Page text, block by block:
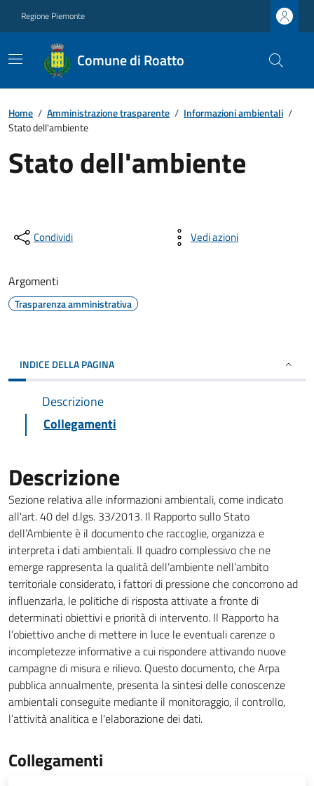
Regione Piemonte
Comune di Roatto
Home / Amministrazione trasparente / Informazioni ambientali /
Stato dell'ambiente
Stato dell'ambiente
Condividi Vedi azioni
Argomenti
Trasparenza amministrativa
INDICE DELLA PAGINA
Descrizione
Collegamenti
Descrizione
Sezione relativa alle informazioni ambientali, come indicato
all'art. 40 del d.lgs. 33/2013. Il Rapporto sullo Stato
dell’Ambiente è il documento che raccoglie, organizza e
interpreta i dati ambientali. Il quadro complessivo che ne
emerge rappresenta la qualità dell’ambiente nell’ambito
territoriale considerato, i fattori di pressione che concorrono ad
influenzarla, le politiche di risposta attivate a fronte di
determinati obiettivi e priorità di intervento. Il Rapporto ha
l’obiettivo anche di mettere in luce le eventuali carenze o
incompletezze informative a cui rispondere attivando nuove
campagne di misura e rilievo. Questo documento, che Arpa
pubblica annualmente, presenta la sintesi delle conoscenze
ambientali conseguite mediante il monitoraggio, il controllo,
l’attività analitica e l'elaborazione dei dati.
Collegamenti